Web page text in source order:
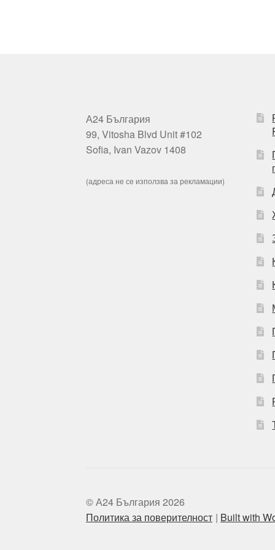
А24 България
99, Vitosha Blvd Unit #102
Sofia, Ivan Vazov 1408
(адреса не се използва за рекламации)
© А24 България 2026
Политика за поверителност
Built with